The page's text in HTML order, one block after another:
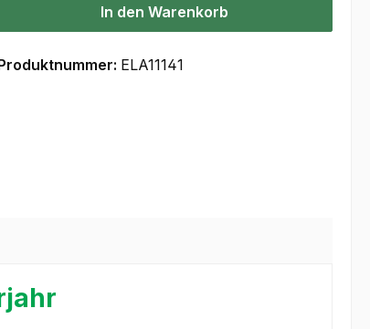
In den Warenkorb
ELA11141